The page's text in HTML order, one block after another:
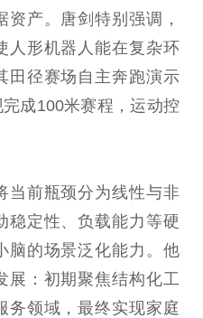
产。唐剑特别强调，
人形机器人能在复杂环
田径赛场自主奔跑演示
成100米赛程，运动控
当前瓶颈分为线性与非
稳定性、负载能力等硬
脑的场景泛化能力。他
展：初期聚焦结构化工
务领域，最终实现家庭